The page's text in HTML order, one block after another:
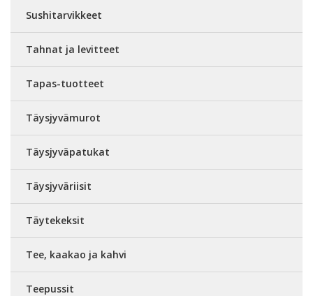
Sushitarvikkeet
Tahnat ja levitteet
Tapas-tuotteet
Täysjyvämurot
Täysjyväpatukat
Täysjyväriisit
Täytekeksit
Tee, kaakao ja kahvi
Teepussit